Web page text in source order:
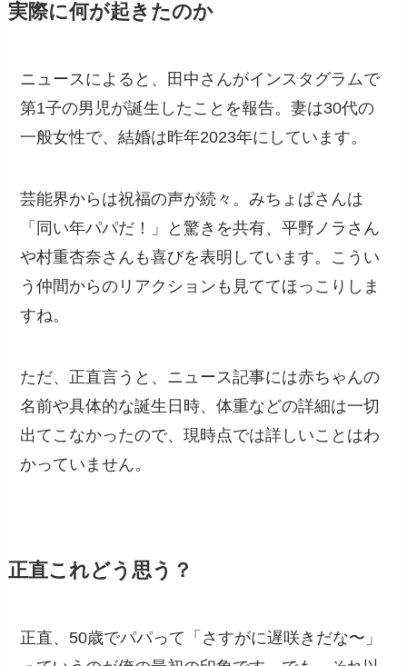
実際に何が起きたのか
ニュースによると、田中さんがインスタグラムで
第1子の男児が誕生したことを報告。妻は30代の
一般女性で、結婚は昨年2023年にしています。
芸能界からは祝福の声が続々。みちょぱさんは
「同い年パパだ！」と驚きを共有、平野ノラさん
や村重杏奈さんも喜びを表明しています。こうい
う仲間からのリアクションも見ててほっこりしま
すね。
ただ、正直言うと、ニュース記事には赤ちゃんの
名前や具体的な誕生日時、体重などの詳細は一切
出てこなかったので、現時点では詳しいことはわ
かっていません。
正直これどう思う？
正直、50歳でパパって「さすがに遅咲きだな〜」